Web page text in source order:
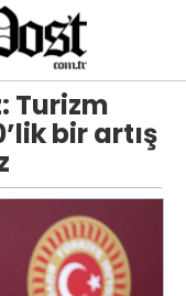
Turizm
bir artış